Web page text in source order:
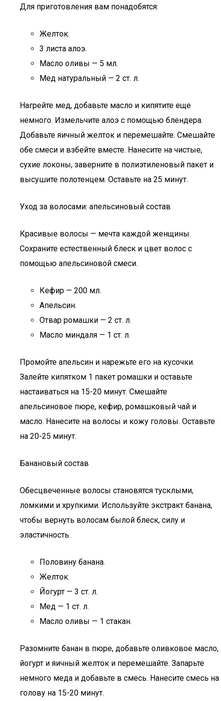
Для приготовления вам понадобятся:
Желток.
3 листа алоэ.
Масло оливы — 5 мл.
Мед натуральный — 2 ст. л.
Нагрейте мед, добавьте масло и кипятите еще
немного. Измельчите алоэ с помощью блендера.
Добавьте яичный желток и перемешайте. Смешайте
обе смеси и взбейте вместе. Нанесите на чистые,
сухие локоны, заверните в полиэтиленовый пакет и
высушите полотенцем. Оставьте на 25 минут.
Уход за волосами: апельсиновый состав
Красивые волосы — мечта каждой женщины.
Сохраните естественный блеск и цвет волос с
помощью апельсиновой смеси.
Кефир — 200 мл.
Апельсин.
Отвар ромашки — 2 ст. л.
Масло миндаля — 1 ст. л.
Промойте апельсин и нарежьте его на кусочки.
Залейте кипятком 1 пакет ромашки и оставьте
настаиваться на 15-20 минут. Смешайте
апельсиновое пюре, кефир, ромашковый чай и
масло. Нанесите на волосы и кожу головы. Оставьте
на 20-25 минут.
Банановый состав
Обесцвеченные волосы становятся тусклыми,
ломкими и хрупкими. Используйте экстракт банана,
чтобы вернуть волосам былой блеск, силу и
эластичность.
Половину банана.
Желток.
Йогурт — 3 ст. л.
Мед — 1 ст. л.
Масло оливы — 1 стакан.
Разомните банан в пюре, добавьте оливковое масло,
йогурт и яичный желток и перемешайте. Запарьте
немного меда и добавьте в смесь. Нанесите смесь на
голову на 15-20 минут.